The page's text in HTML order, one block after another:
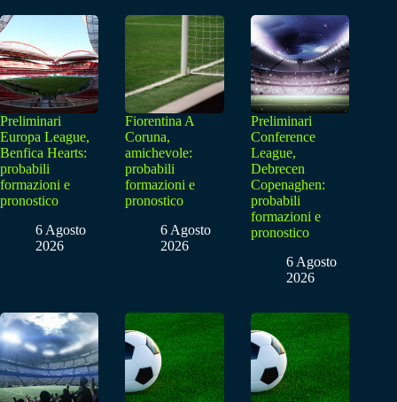
Preliminari
Europa League,
Benfica Hearts:
probabili
formazioni e
pronostico
6 Agosto
2026
Fiorentina A
Coruna,
amichevole:
probabili
formazioni e
pronostico
6 Agosto
2026
Preliminari
Conference
League,
Debrecen
Copenaghen:
probabili
formazioni e
pronostico
6 Agosto
2026